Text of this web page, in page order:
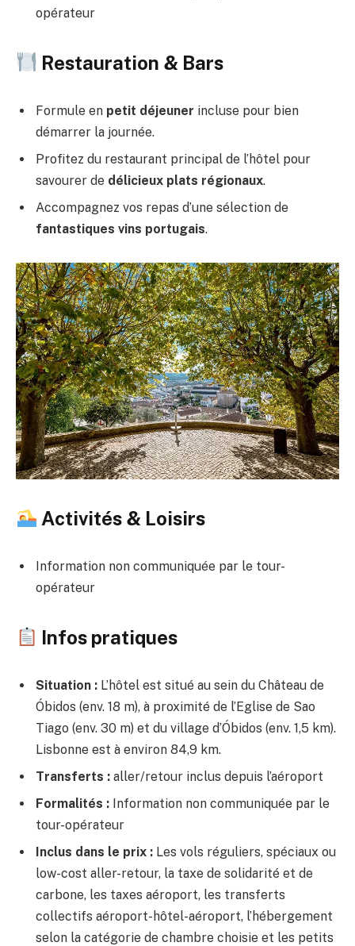
opérateur
Restauration & Bars
Formule en petit déjeuner incluse pour bien
démarrer la journée.
Profitez du restaurant principal de l’hôtel pour
savourer de délicieux plats régionaux.
Accompagnez vos repas d’une sélection de
fantastiques vins portugais.
Activités & Loisirs
Information non communiquée par le tour-
opérateur
Infos pratiques
Situation : L’hôtel est situé au sein du Château de
Óbidos (env. 18 m), à proximité de l’Eglise de Sao
Tiago (env. 30 m) et du village d’Óbidos (env. 1,5 km).
Lisbonne est à environ 84,9 km.
Transferts : aller/retour inclus depuis l’aéroport
Formalités : Information non communiquée par le
tour-opérateur
Inclus dans le prix : Les vols réguliers, spéciaux ou
low-cost aller-retour, la taxe de solidarité et de
carbone, les taxes aéroport, les transferts
collectifs aéroport-hôtel-aéroport, l’hébergement
selon la catégorie de chambre choisie et les petits